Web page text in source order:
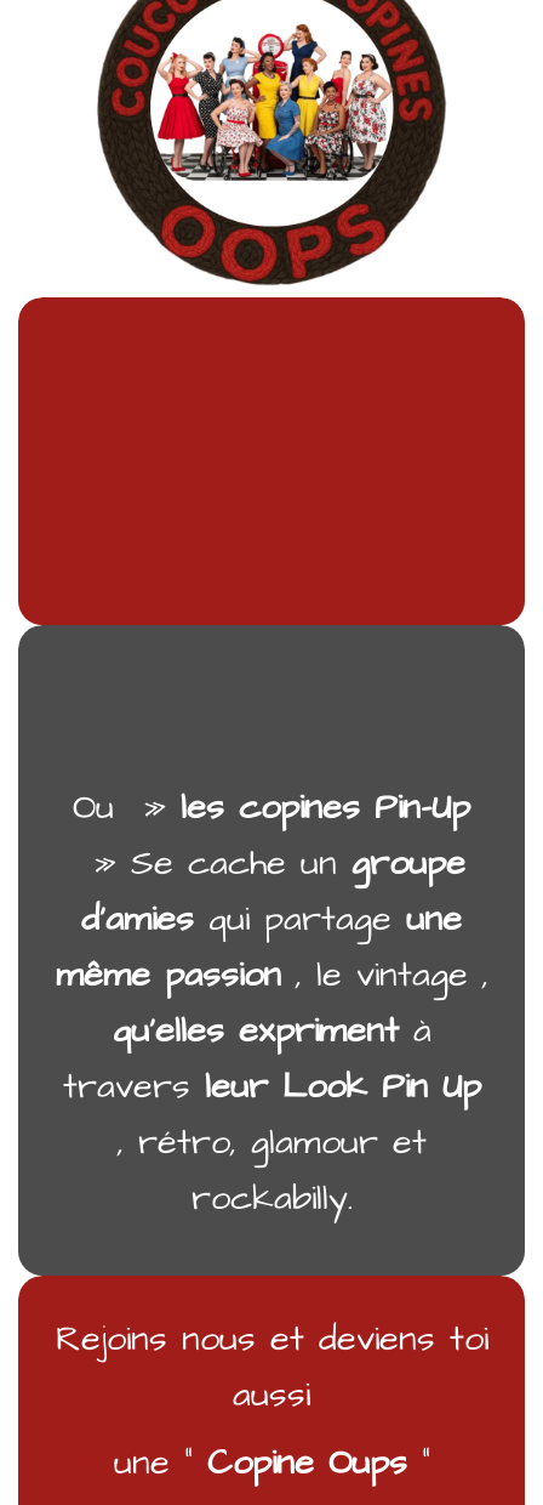
Ou » les copines Pin-Up
» Se cache un groupe
d’amies qui partage une
même passion, le vintage ,
qu’elles exprimentà
travers leur Look Pin Up
, rétro, glamour et
rockabilly.
Rejoins nous et deviens toi
aussi
une “ Copine Oups“